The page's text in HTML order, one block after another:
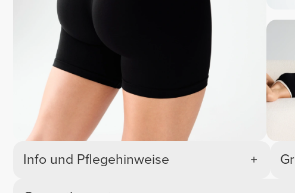
Info und Pflegehinweise